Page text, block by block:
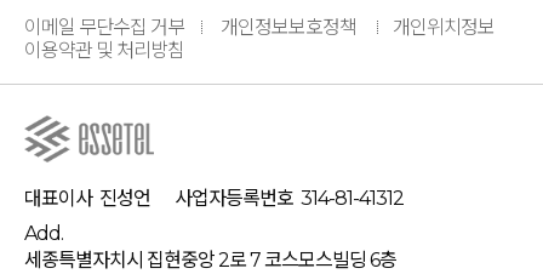
이메일 무단수집 거부 개인정보보호정책
개인위치정보
이용약관 및 처리방침
대표이사 진성언 사업자등록번호 314-81-41312
Add.
세종특별자치시 집현중앙 2로 7 코스모스빌딩 6층